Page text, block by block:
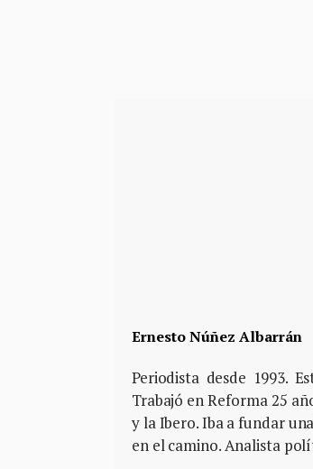
Ernesto Núñez Albarrán
Periodista desde 1993.
Trabajó en Reforma 25
y la Ibero. Iba a fundar
en el camino. Analista